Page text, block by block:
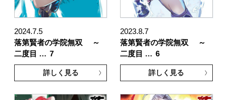
2024.7.5
落第賢者の学院無双 ～
二度目 … 7
詳しく見る
2023.8.7
落第賢者の学院無双 ～
二度目 … 6
詳しく見る